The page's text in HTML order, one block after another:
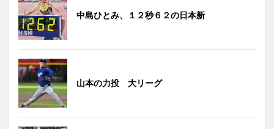
中島ひとみ、１２秒６２の日本新
山本の力投 大リーグ